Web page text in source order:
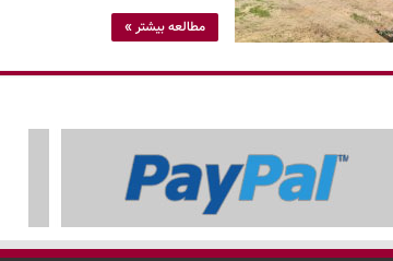
مطالعه بیشتر »